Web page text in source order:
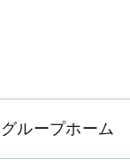
グループホーム